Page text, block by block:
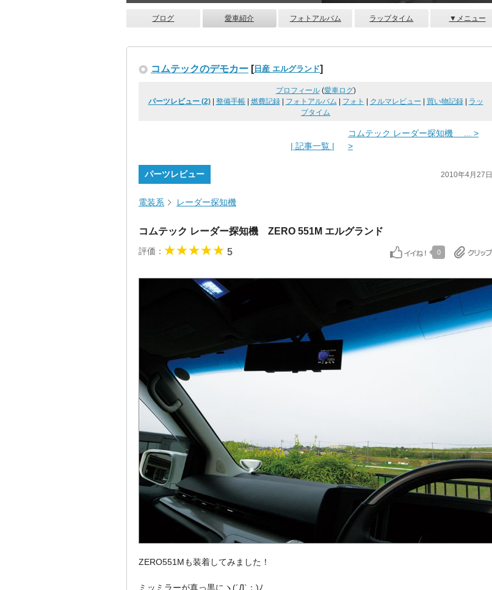
ブログ 愛車紹介 フォトアルバム ラップタイム ▼メニュー
コムテックのデモカー [ 日産 エルグランド]
プロフィール(愛車ログ)
パーツレビュー (2)| 整備手帳| 燃費記録| フォトアルバム フォト クルマレビュー 買い物記録|
ラッ
プタイム
| 記事一覧 |
コムテック レーダー探知機 ... >
>
パーツレビュー 2010年4月27日
電装系 レーダー探知機
コムテック レーダー探知機 ZERO 551M エルグランド
評価： 5 0
ZERO551Mも装着してみました！
ミッミラーが真っ黒にヽ(´Д`；)ﾉ